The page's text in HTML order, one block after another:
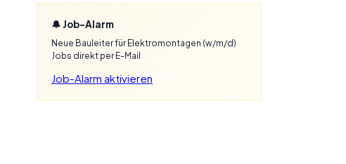
🔔 Job-Alarm
Neue Bauleiter für Elektromontagen (w/m/d)
Jobs direkt per E-Mail
Job-Alarm aktivieren